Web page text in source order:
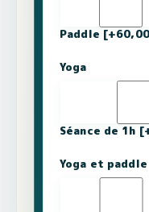
Paddle
Yoga
Séance de 1h
Yoga et paddle